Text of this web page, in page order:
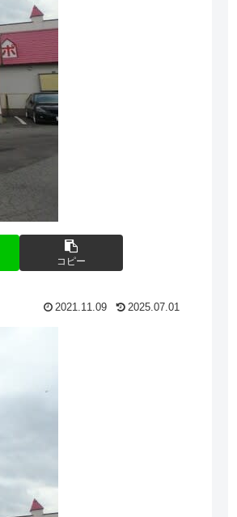
コピー
2021.11.09 2025.07.01